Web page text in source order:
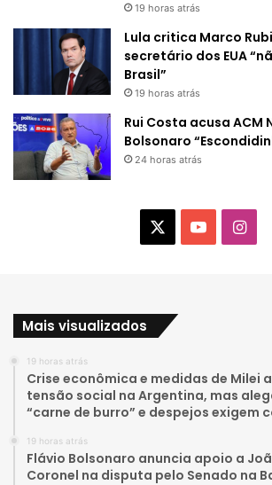
19 horas atrás
Lula critica Marco
secretário dos EUA
Brasil”
19 horas atrás
Rui Costa acusa ACM
Bolsonaro
24 horas atrás
b
I
g
a
Mais visualizados
19 horas atrás
Crise econômica e medidas de Milei
tensão social na Argentina, mas
“carne de burro” e despejos exigem
19 horas atrás
Flávio Bolsonaro anuncia apoio a
Coronel na disputa pelo Senado na